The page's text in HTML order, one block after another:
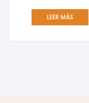
LEER MÁS